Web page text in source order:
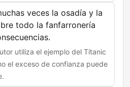
veces la osadía y la
todo la fanfarronería
utiliza el ejemplo del Titanic
el exceso de confianza puede